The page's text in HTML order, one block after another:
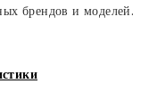
брендов и моделей.